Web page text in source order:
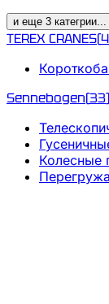
и еще 3 категрии...
TEREX CRANES(4
Sennebogen(33)
Колесные